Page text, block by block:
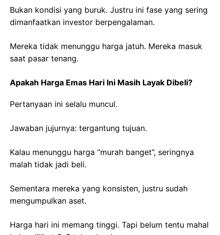
Bukan kondisi yang buruk. Justru ini fase yang sering
dimanfaatkan investor berpengalaman.
Mereka tidak menunggu harga jatuh. Mereka masuk
saat pasar tenang.
Apakah Harga Emas Hari Ini Masih Layak Dibeli?
Pertanyaan ini selalu muncul.
Jawaban jujurnya: tergantung tujuan.
Kalau menunggu harga “murah banget”, seringnya
malah tidak jadi beli.
Sementara mereka yang konsisten, justru sudah
mengumpulkan aset.
Harga hari ini memang tinggi. Tapi belum tentu mahal